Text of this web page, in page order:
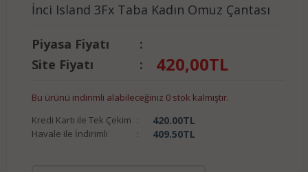
İnci Island 3Fx Taba Kadın Omuz Çantası
Piyasa Fiyatı
:
Site Fiyatı
: 420,00TL
Bu ürünü indirimli alabileceğiniz 0 stok kalmıştır.
Kredi Kartı ile Tek Çekim : 420.00TL
Havale ile İndirimli : 409.50TL